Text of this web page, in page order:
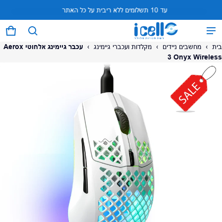
עד 10 תשלומים ללא ריבית על כל האתר
0 פריטים
המוצר נוסף לעגלה
צפה בעגלה (
לתשלום
בית › מחשבים ניידים › מקלדות ועכברי גיימינג ›
עכבר גיימינג אלחוטי Aerox
3 Onyx Wireless
על המוצר